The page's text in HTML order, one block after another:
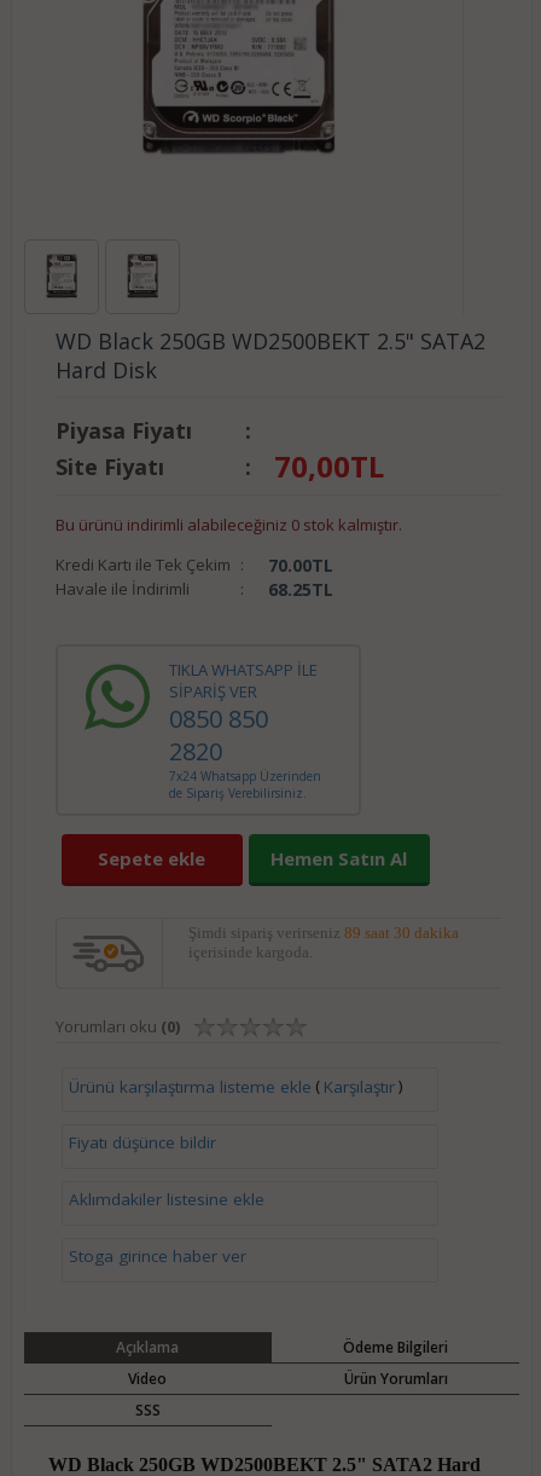
WD Black 250GB WD2500BEKT 2.5" SATA2
Hard Disk
Piyasa Fiyatı
:
Site Fiyatı
: 70,00TL
Bu ürünü indirimli alabileceğiniz 0 stok kalmıştır.
Kredi Kartı ile Tek Çekim : 70.00TL
Havale ile İndirimli : 68.25TL
TIKLA WHATSAPP İLE
SİPARİŞ VER
0850 850
2820
7x24 Whatsapp Üzerinden
de Sipariş Verebilirsiniz.
Sepete ekle Hemen Satın Al
Şimdi sipariş verirseniz 89 saat 30 dakika
içerisinde kargoda.
Yorumları oku (0)
Ürünü karşılaştırma listeme ekle ( Karşılaştır)
Fiyatı düşünce bildir
Aklımdakiler listesine ekle
Stoga girince haber ver
Açıklama
Ödeme Bilgileri
Video
Ürün Yorumları
SSS
WD Black 250GB WD2500BEKT 2.5" SATA2 Hard